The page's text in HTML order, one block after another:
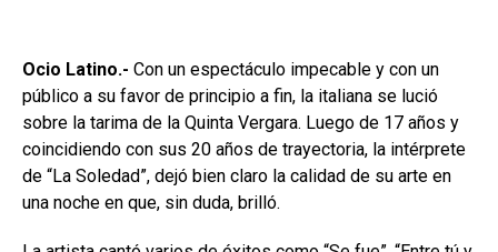
Ocio Latino.- Con un espectáculo impecable y con un
público a su favor de principio a fin, la italiana se lució
sobre la tarima de la Quinta Vergara. Luego de 17 años y
coincidiendo con sus 20 años de trayectoria, la intérprete
de “La Soledad”, dejó bien claro la calidad de su arte en
una noche en que, sin duda, brilló.